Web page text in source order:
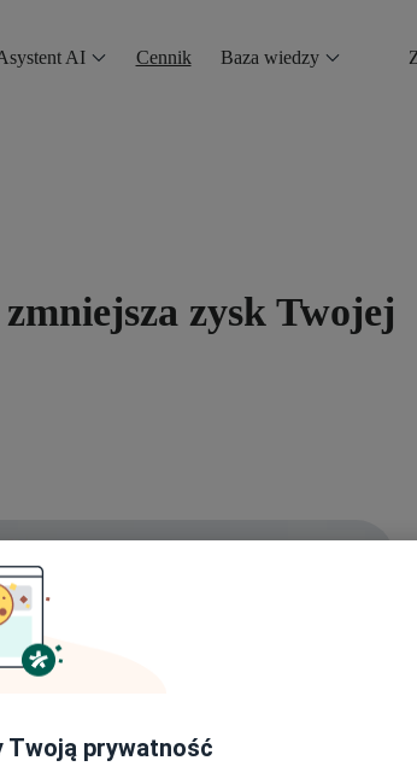
AI Cennik Baza wiedzy
zysk Twojej
Twoją prywatność